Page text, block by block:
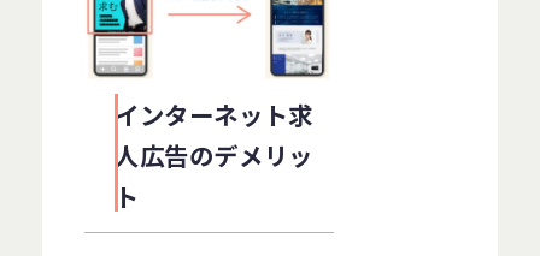
インターネット求
人広告のデメリッ
ト